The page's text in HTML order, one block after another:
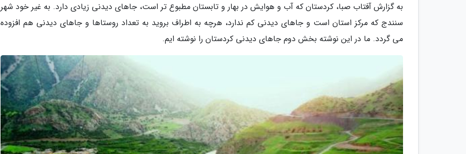
به گزارش آفتاب صبا، کردستان که آب و هوایش در بهار و تابستان مطبوع تر است، جاهای دیدنی زیادی دارد. به غیر خود شهر
سنندج که مرکز استان است و جاهای دیدنی کم ندارد، هرچه به اطراف بروید به تعداد روستاها و جاهای دیدنی هم افزوده
می گردد. ما در این نوشته بخش دوم جاهای دیدنی کردستان را نوشته ایم.